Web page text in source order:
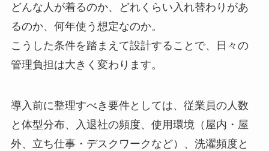
どんな人が着るのか、どれくらい入れ替わりがあ
るのか、何年使う想定なのか。
こうした条件を踏まえて設計することで、日々の
管理負担は大きく変わります。
導入前に整理すべき要件としては、従業員の人数
と体型分布、入退社の頻度、使用環境（屋内・屋
外、立ち仕事・デスクワークなど）、洗濯頻度と